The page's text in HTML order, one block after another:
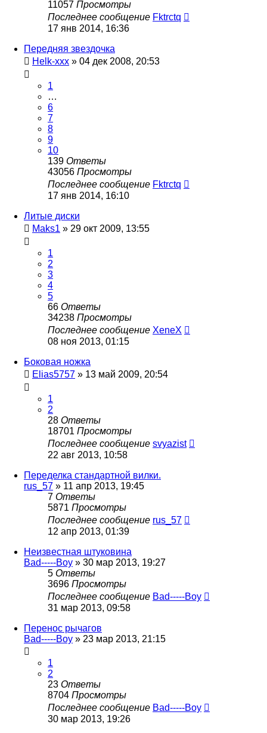
11057 Просмотры
Последнее сообщение Fktrctq
17 янв 2014, 16:36
Передняя звездочка
Helk-xxx » 04 дек 2008, 20:53
1
…
6
7
8
9
10
139 Ответы
43056 Просмотры
Последнее сообщение Fktrctq
17 янв 2014, 16:10
Литые диски
Maks1 » 29 окт 2009, 13:55
1
2
3
4
5
66 Ответы
34238 Просмотры
Последнее сообщение XeneX
08 ноя 2013, 01:15
Боковая ножка
Elias5757 » 13 май 2009, 20:54
1
2
28 Ответы
18701 Просмотры
Последнее сообщение svyazist
22 авг 2013, 10:58
Переделка стандартной вилки.
rus_57 » 11 апр 2013, 19:45
7 Ответы
5871 Просмотры
Последнее сообщение rus_57
12 апр 2013, 01:39
Неизвестная штуковина
Bad-----Boy » 30 мар 2013, 19:27
5 Ответы
3696 Просмотры
Последнее сообщение Bad-----Boy
31 мар 2013, 09:58
Перенос рычагов
Bad-----Boy » 23 мар 2013, 21:15
1
2
23 Ответы
8704 Просмотры
Последнее сообщение Bad-----Boy
30 мар 2013, 19:26